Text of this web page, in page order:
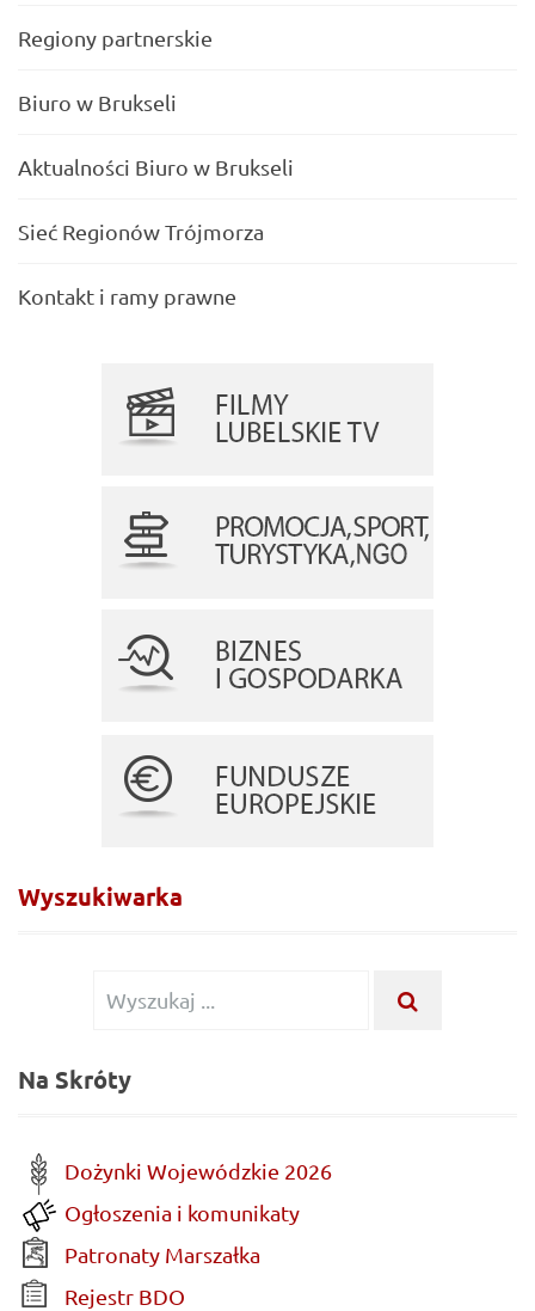
Regiony partnerskie
Biuro w Brukseli
Aktualności Biuro w Brukseli
Sieć Regionów Trójmorza
Kontakt i ramy prawne
Wyszukiwarka
Wyszukiwanie dla:
Na Skróty
Dożynki Wojewódzkie 2026
Ogłoszenia i komunikaty
Patronaty Marszałka
Rejestr BDO